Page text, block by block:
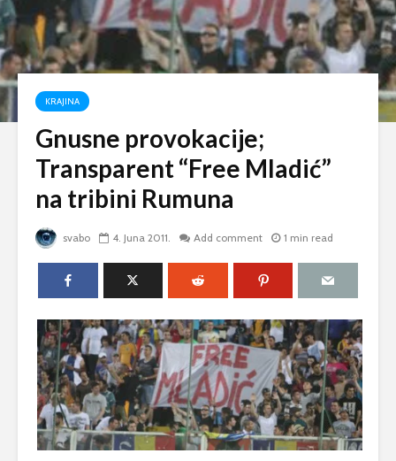
KRAJINA
Gnusne provokacije;
Transparent “Free Mladić”
na tribini Rumuna
svabo 4. Juna 2011. Add comment 1 min read